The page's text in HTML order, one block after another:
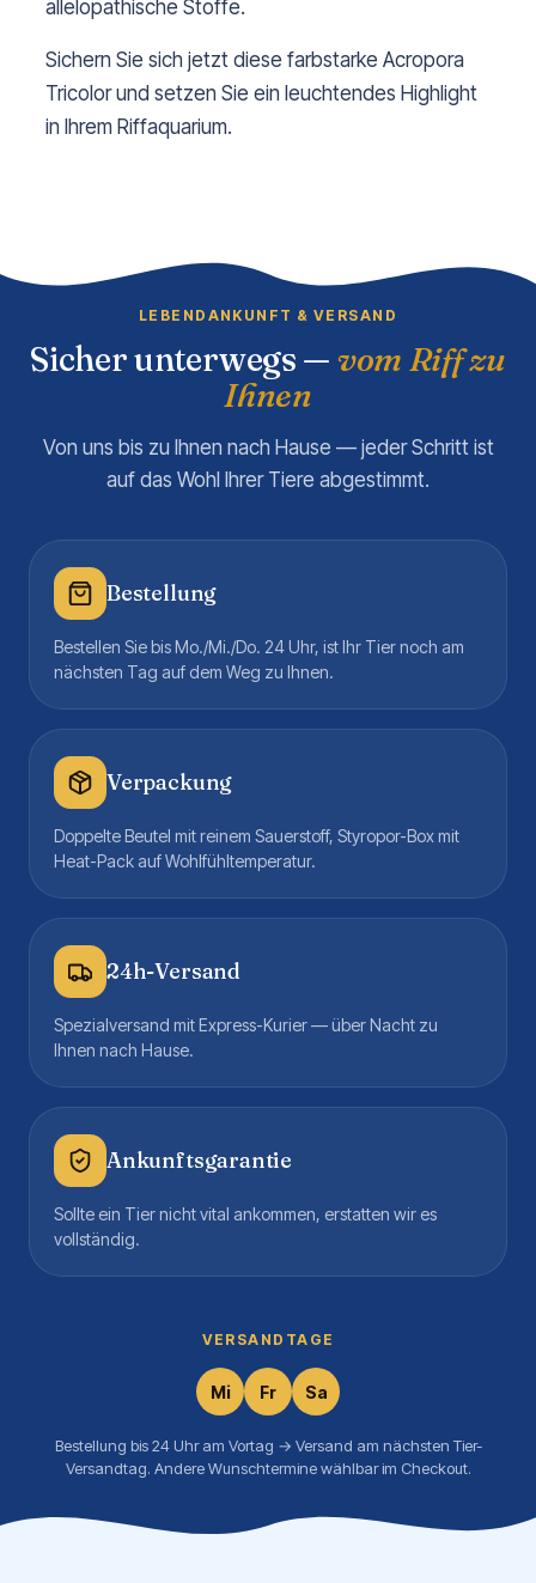
allelopathische Stoffe.
Sichern Sie sich jetzt diese farbstarke Acropora
Tricolor und setzen Sie ein leuchtendes Highlight
in Ihrem Riffaquarium.
LEBENDANKUNFT & VERSAND
Sicher unterwegs — vom Riff zu
Ihnen
Von uns bis zu Ihnen nach Hause — jeder Schritt ist
auf das Wohl Ihrer Tiere abgestimmt.
Bestellung
Bestellen Sie bis Mo./Mi./Do. 24 Uhr, ist Ihr Tier noch am
nächsten Tag auf dem Weg zu Ihnen.
Verpackung
Doppelte Beutel mit reinem Sauerstoff, Styropor-Box mit
Heat-Pack auf Wohlfühltemperatur.
24h-Versand
Spezialversand mit Express-Kurier — über Nacht zu
Ihnen nach Hause.
Ankunftsgarantie
Sollte ein Tier nicht vital ankommen, erstatten wir es
vollständig.
VERSANDTAGE
Mi Fr Sa
Bestellung bis 24 Uhr am Vortag → Versand am nächsten Tier-
Versandtag. Andere Wunschtermine wählbar im Checkout.